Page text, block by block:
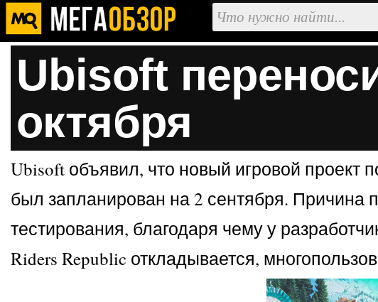
Ubisoft
октября
Ubisoft объявил, что новый игровой проект
был запланирован на 2 сентября. Причина
тестирования, благодаря чему у
Riders Republic откладывается,